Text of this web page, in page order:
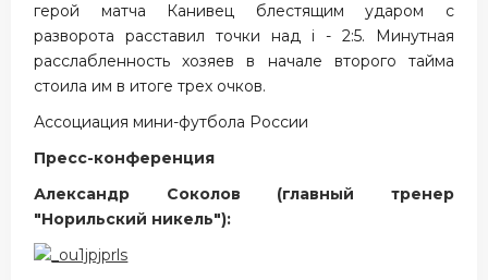
герой матча Канивец блестящим ударом с
разворота расставил точки над i - 2:5. Минутная
расслабленность хозяев в начале второго тайма
стоила им в итоге трех очков.
Ассоциация мини-футбола России
Пресс-конференция
Александр Соколов (главный тренер
"Норильский никель"):